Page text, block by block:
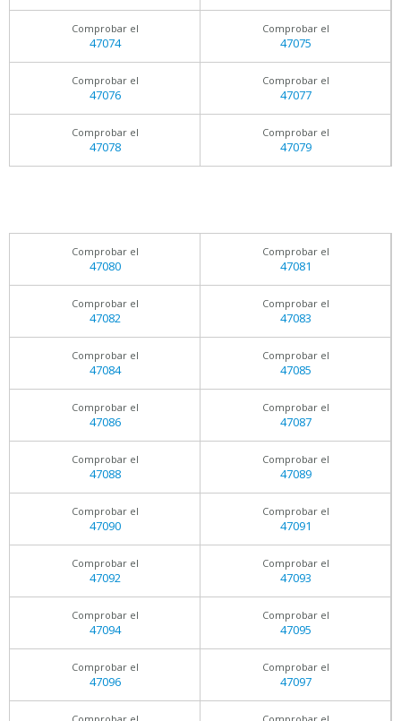
Comprobar el
47074
Comprobar el
47075
Comprobar el
47076
Comprobar el
47077
Comprobar el
47078
Comprobar el
47079
Comprobar el
47080
Comprobar el
47081
Comprobar el
47082
Comprobar el
47083
Comprobar el
47084
Comprobar el
47085
Comprobar el
47086
Comprobar el
47087
Comprobar el
47088
Comprobar el
47089
Comprobar el
47090
Comprobar el
47091
Comprobar el
47092
Comprobar el
47093
Comprobar el
47094
Comprobar el
47095
Comprobar el
47096
Comprobar el
47097